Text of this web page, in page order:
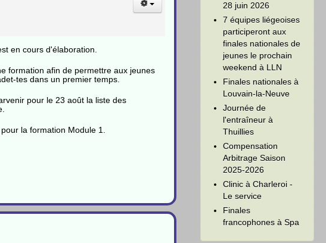
en cours d'élaboration.
formation afin de permettre aux jeunes
tes dans un premier temps.
pour le 23 août la liste des
la formation Module 1.
28 juin 2026
7 équipes liégeoises
participeront aux
finales nationales de
jeunes le prochain
weekend à LLN
Finales nationales à
Louvain-la-Neuve
Journée de
l'entraîneur à
Thuillies
Compensation
Arbitrage Saison
2025-2026
Clinic à Charleroi -
Le service
Finales
francophones à Spa